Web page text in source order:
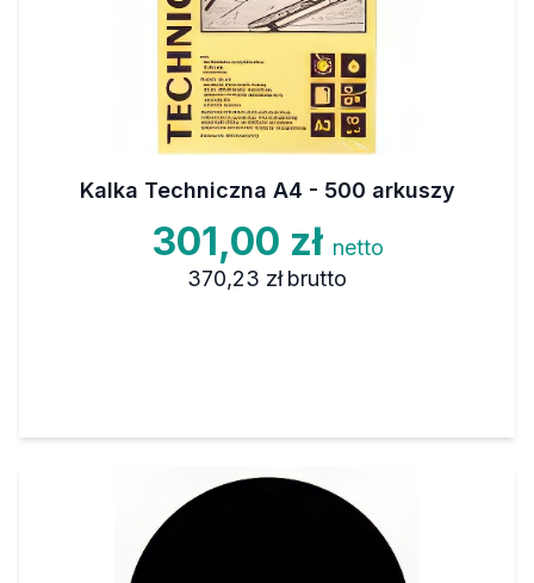
Kalka Techniczna A4 - 500 arkuszy
301,00 zł netto
370,23 zł brutto